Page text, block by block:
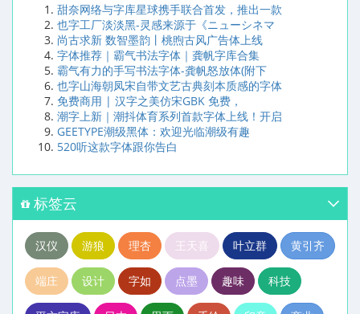
甜奈网络与字库星球携手联合首发，推出一款
也字工厂淡淡黑-灵感来源于《ニューシネマ
尚古求新 数智墨韵丨桃煦古风广告体上线
字体推荐｜霸气书法字体｜龚帆字库合集
霸气有力的手写书法字体-龚帆怒放体(附下
也字山海朝凤宋自带文艺古典刻本质感的字体
免费商用 | 汉字之美仿宋GBK 免费，
潮字上新｜潮抖体育系列首款字体上线！开启
GEETYPE潮级黑体：欢迎光临潮级有趣
520听这款字体跟你告白
标签云
汉仪 游狼 理杏 王天喜 叶立群 黄引齐
端庄 设计 字如 点墨 趣味 科技